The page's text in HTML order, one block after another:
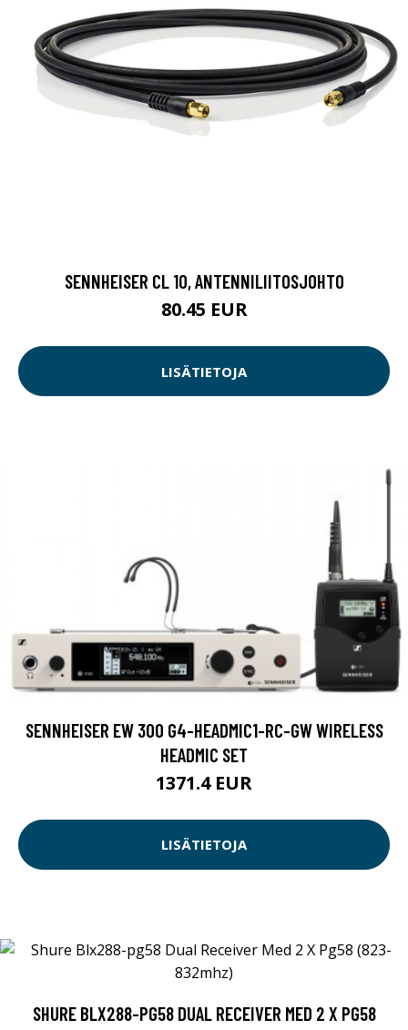
SENNHEISER CL 10, ANTENNILIITOSJOHTO
80.45 EUR
LISÄTIETOJA
SENNHEISER EW 300 G4-HEADMIC1-RC-GW WIRELESS
HEADMIC SET
1371.4 EUR
LISÄTIETOJA
SHURE BLX288-PG58 DUAL RECEIVER MED 2 X PG58